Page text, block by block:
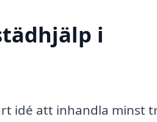
i
idé att inhandla minst